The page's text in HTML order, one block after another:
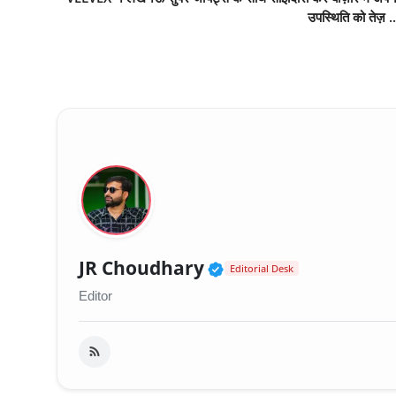
उपस्थिति को तेज़
JR Choudhary Verified Public
Editorial Desk
Editor